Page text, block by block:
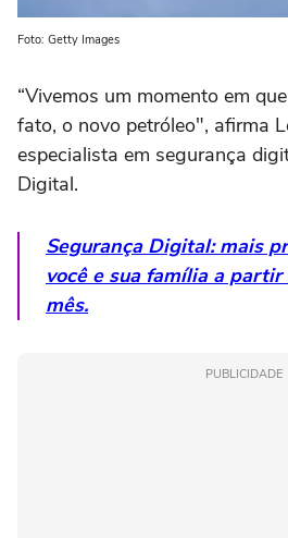
Foto: Getty Images
“Vivemos um momento em
fato, o novo petróleo", afirma
especialista em segurança
Digital.
Segurança Digital: mais
você e sua família a
mês.
PUBLICIDADE